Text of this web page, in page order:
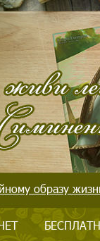
образу